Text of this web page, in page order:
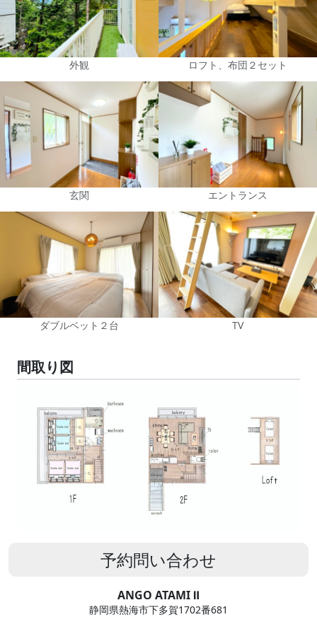
外観 ロフト、布団２セット
玄関 エントランス
ダブルベット２台 TV
間取り図
予約問い合わせ
ANGO ATAMI Ⅱ
静岡県熱海市下多賀1702番681